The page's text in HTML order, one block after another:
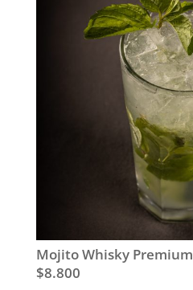
Mojito Whisky Premium
$8.800